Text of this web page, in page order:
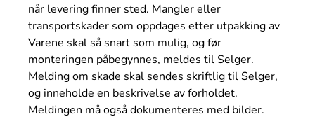
når levering finner sted. Mangler eller
transportskader som oppdages etter utpakking av
Varene skal så snart som mulig, og før
monteringen påbegynnes, meldes til Selger.
Melding om skade skal sendes skriftlig til Selger,
og inneholde en beskrivelse av forholdet.
Meldingen må også dokumenteres med bilder.